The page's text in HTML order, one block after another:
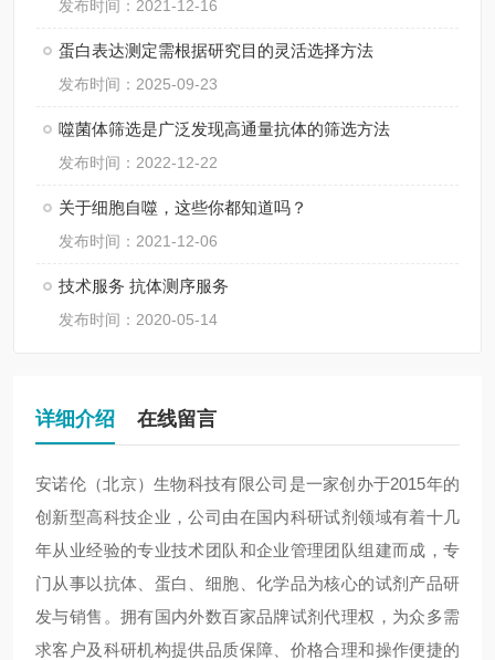
发布时间：2021-12-16
蛋白表达测定需根据研究目的灵活选择方法
发布时间：2025-09-23
噬菌体筛选是广泛发现高通量抗体的筛选方法
发布时间：2022-12-22
关于细胞自噬，这些你都知道吗？
发布时间：2021-12-06
技术服务 抗体测序服务
发布时间：2020-05-14
详细介绍 在线留言
安诺伦（北京）生物科技有限公司是一家创办于2015年的
创新型高科技企业，公司由在国内科研试剂领域有着十几
年从业经验的专业技术团队和企业管理团队组建而成，专
门从事以抗体、蛋白、细胞、化学品为核心的试剂产品研
发与销售。拥有国内外数百家品牌试剂代理权，为众多需
求客户及科研机构提供品质保障、价格合理和操作便捷的